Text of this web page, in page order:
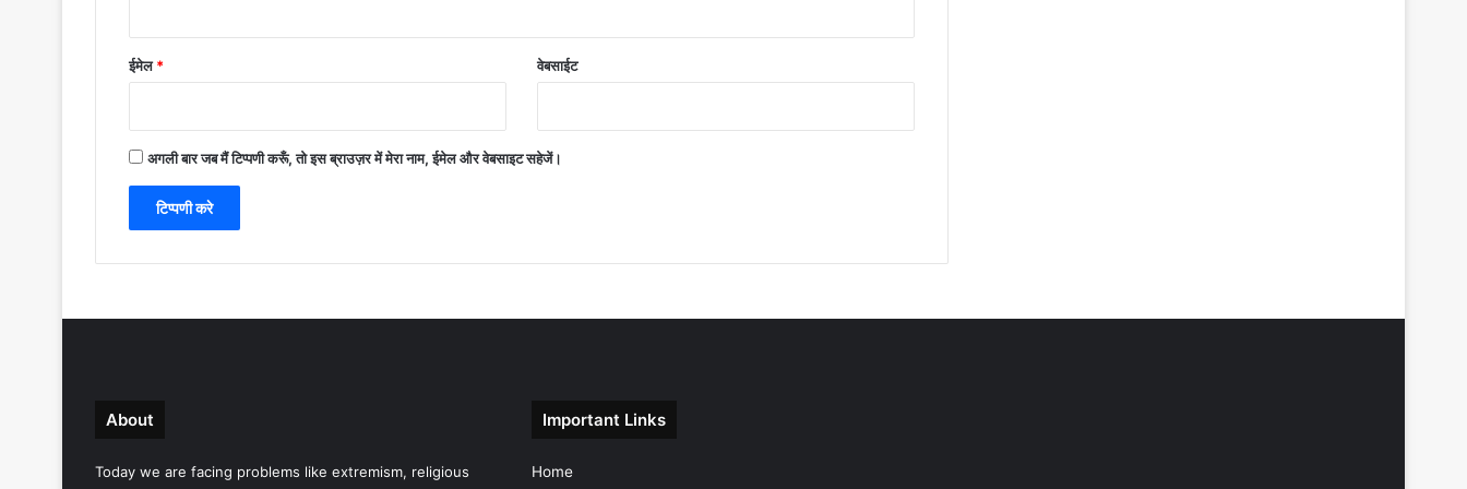
ईमेल* वेबसाईट
अगली बार जब मैं टिप्पणी करूँ, तो इस ब्राउज़र में मेरा नाम, ईमेल और वेबसाइट सहेजें।
About
Today we are facing problems like extremism, religious
Important Links
Home